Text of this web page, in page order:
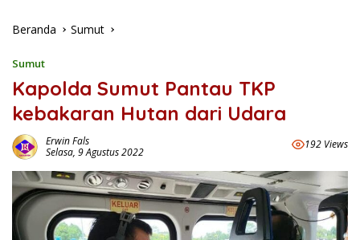
Beranda Sumut
Sumut
Kapolda Sumut Pantau TKP
kebakaran Hutan dari Udara
Erwin Fals
Selasa, 9 Agustus 2022
192 Views